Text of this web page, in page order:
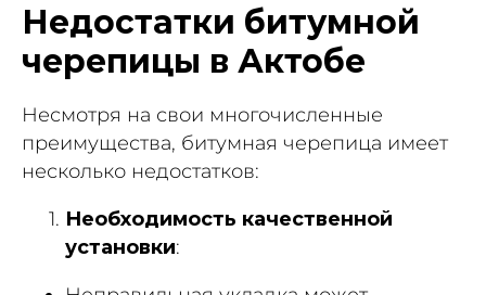
Недостатки битумной
черепицы в Актобе
Несмотря на свои многочисленные
преимущества, битумная черепица имеет
несколько недостатков:
Необходимость качественной
установки: